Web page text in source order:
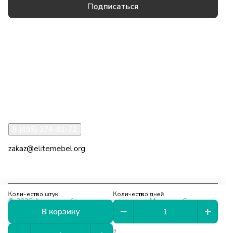
Количество дней
Количество штук
В корзину
Подписаться
zakaz@elitemebel.org
© 2026 Аренда мебели на мероприятия в Москве и Санкт-
Петербурге
Конфиденциальность
Оферта